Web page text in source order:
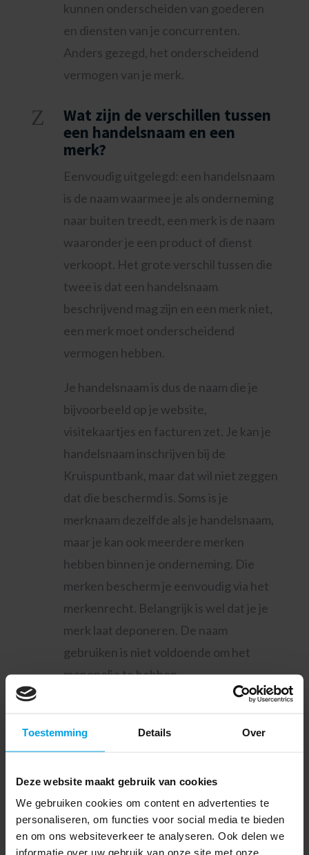
Toestemming Details Over
Deze website maakt gebruik van cookies
We gebruiken cookies om content en advertenties te
personaliseren, om functies voor social media te bieden
en om ons websiteverkeer te analyseren. Ook delen we
informatie over uw gebruik van onze site met onze
kunnen onderscheiden van goederen
en diensten van je concurrenten.
Anders gezegd, het onderscheidend
vermogen van je merk.
Z
Wat zijn de verschillen tussen
een handelsnaam en een
merk?
Eenvoudig uitgelegd: een handelsnaam
is de naam waarmee je als onderneming
naar buiten treedt, een merk is de naam
waaronder je een product of dienst
verkoopt. Het grote verschil tussen die
twee is dat een handelsnaam
beschrijvend mag zijn en een merk niet,
een merk moet onderscheidend
vermogen hebben.
Je handelsnaam is dus de naam die je
bijvoorbeeld op je website,
visitekaartjes en facturen zet. Je kan je
handelsnaam inschrijven bij de
Kruispuntbank, maar dat wil niet zeggen
dat die beschermd is. Soms is je
merknaam dezelfde als je handelsnaam,
maar je kan ook meerdere merken
hebben binnen je onderneming. Die
merken bescherm je eenvoudig via het
merkenrecht. Belangrijk is wel dat je je
merk laat deponeren. De naam
gebruiken is niet voldoende om het
monopolie te hebben.
van je merk is dat je als houder
beschermd bent in het hele gebied
waarvoor je registratie geldt,
bijvoorbeeld de Benelux of de Europese
Unie. Gebruikt een concurrent dezelfde
naam of een gelijkaardige naam, dan kan